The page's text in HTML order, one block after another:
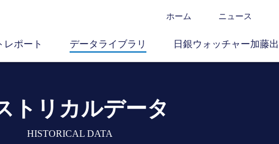
ホーム ニュース
レポート データライブラリ 日銀ウォッチャー加藤出
トリカルデータ
HISTORICAL DATA